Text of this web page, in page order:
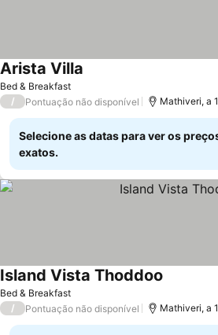
Bed & Breakfast
Arista Villa
/ Pontuação não disponível Mathiveri, a
Selecione as datas para ver os
exatos.
Bed & Breakfast
Island Vista Thoddoo
/ Pontuação não disponível Mathiveri, a